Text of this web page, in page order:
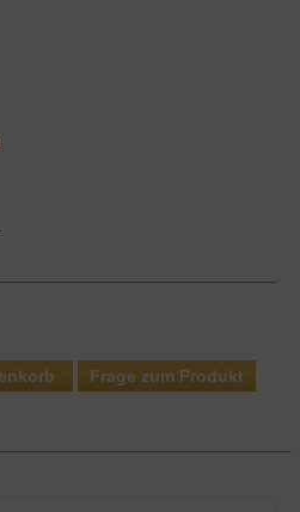
Frage zum Produkt